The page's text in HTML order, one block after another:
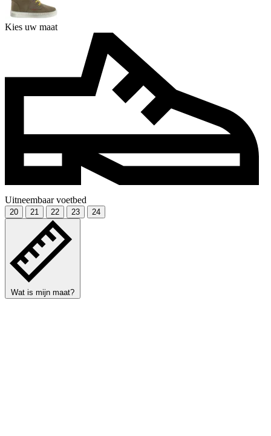
Kies uw maat
Uitneembaar voetbed
20 21 22 23 24
Wat is mijn maat?